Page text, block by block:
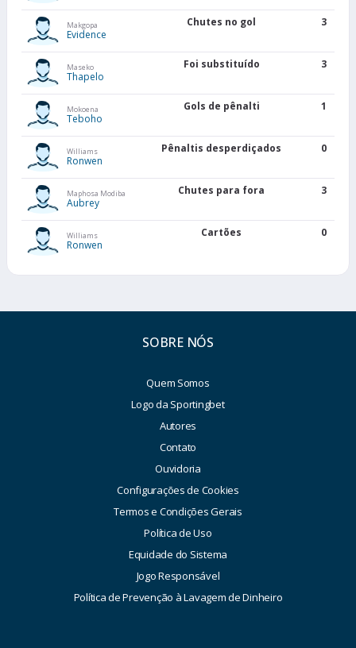
Makgopa
Evidence
Chutes no gol 3
Maseko
Thapelo
Foi substituído 3
Mokoena
Teboho
Gols de pênalti 1
Williams
Ronwen
Pênaltis desperdiçados 0
Maphosa Modiba
Aubrey
Chutes para fora 3
Williams
Ronwen
Cartões 0
SOBRE NÓS
Quem Somos
Logo da Sportingbet
Autores
Contato
Ouvidoria
Configurações de Cookies
Termos e Condições Gerais
Política de Uso
Equidade do Sistema
Jogo Responsável
Política de Prevenção à Lavagem de Dinheiro